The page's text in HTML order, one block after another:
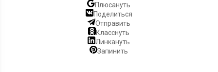
Плюсануть
Поделиться
Отправить
Класснуть
Линкануть
Запинить